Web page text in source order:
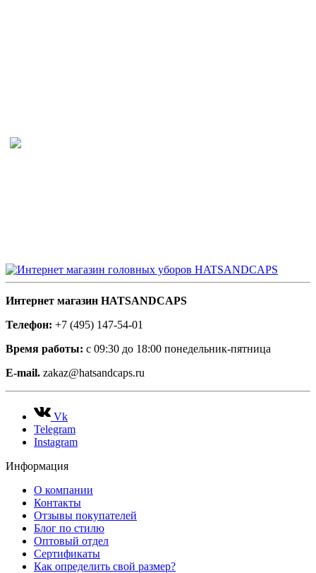
Интернет магазин HATSANDCAPS
Телефон: +7 (495) 147-54-01
Время работы: с 09:30 до 18:00 понедельник-пятница
E-mail. zakaz@hatsandcaps.ru
Vk
Telegram
Instagram
Информация
О компании
Контакты
Отзывы покупателей
Блог по стилю
Оптовый отдел
Сертификаты
Как определить свой размер?